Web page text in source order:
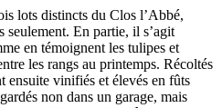
lots distincts du Clos l’Abbé,
seulement. En partie, il s’agit
en témoignent les tulipes et
les rangs au printemps. Récoltés
ensuite vinifiés et élevés en fûts
non dans un garage, mais